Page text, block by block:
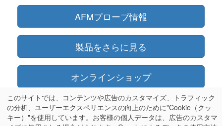
AFMプローブ情報
製品をさらに見る
オンラインショップ
情報
このサイトでは、コンテンツや広告のカスタマイズ、トラフィック
の分析、ユーザーエクスペリエンスの向上のために"Cookie（クッ
キー）"を使用しています。お客様の個人データは、広告のカスタマ